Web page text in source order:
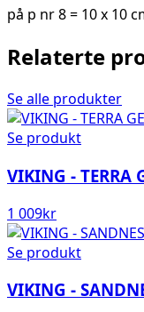
på p nr 8 = 10 x 10
Relaterte
Se alle produkter
Se produkt
VIKING - TERRA
1 009kr
Se produkt
VIKING -